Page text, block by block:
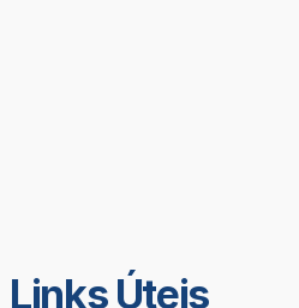
Links Úteis